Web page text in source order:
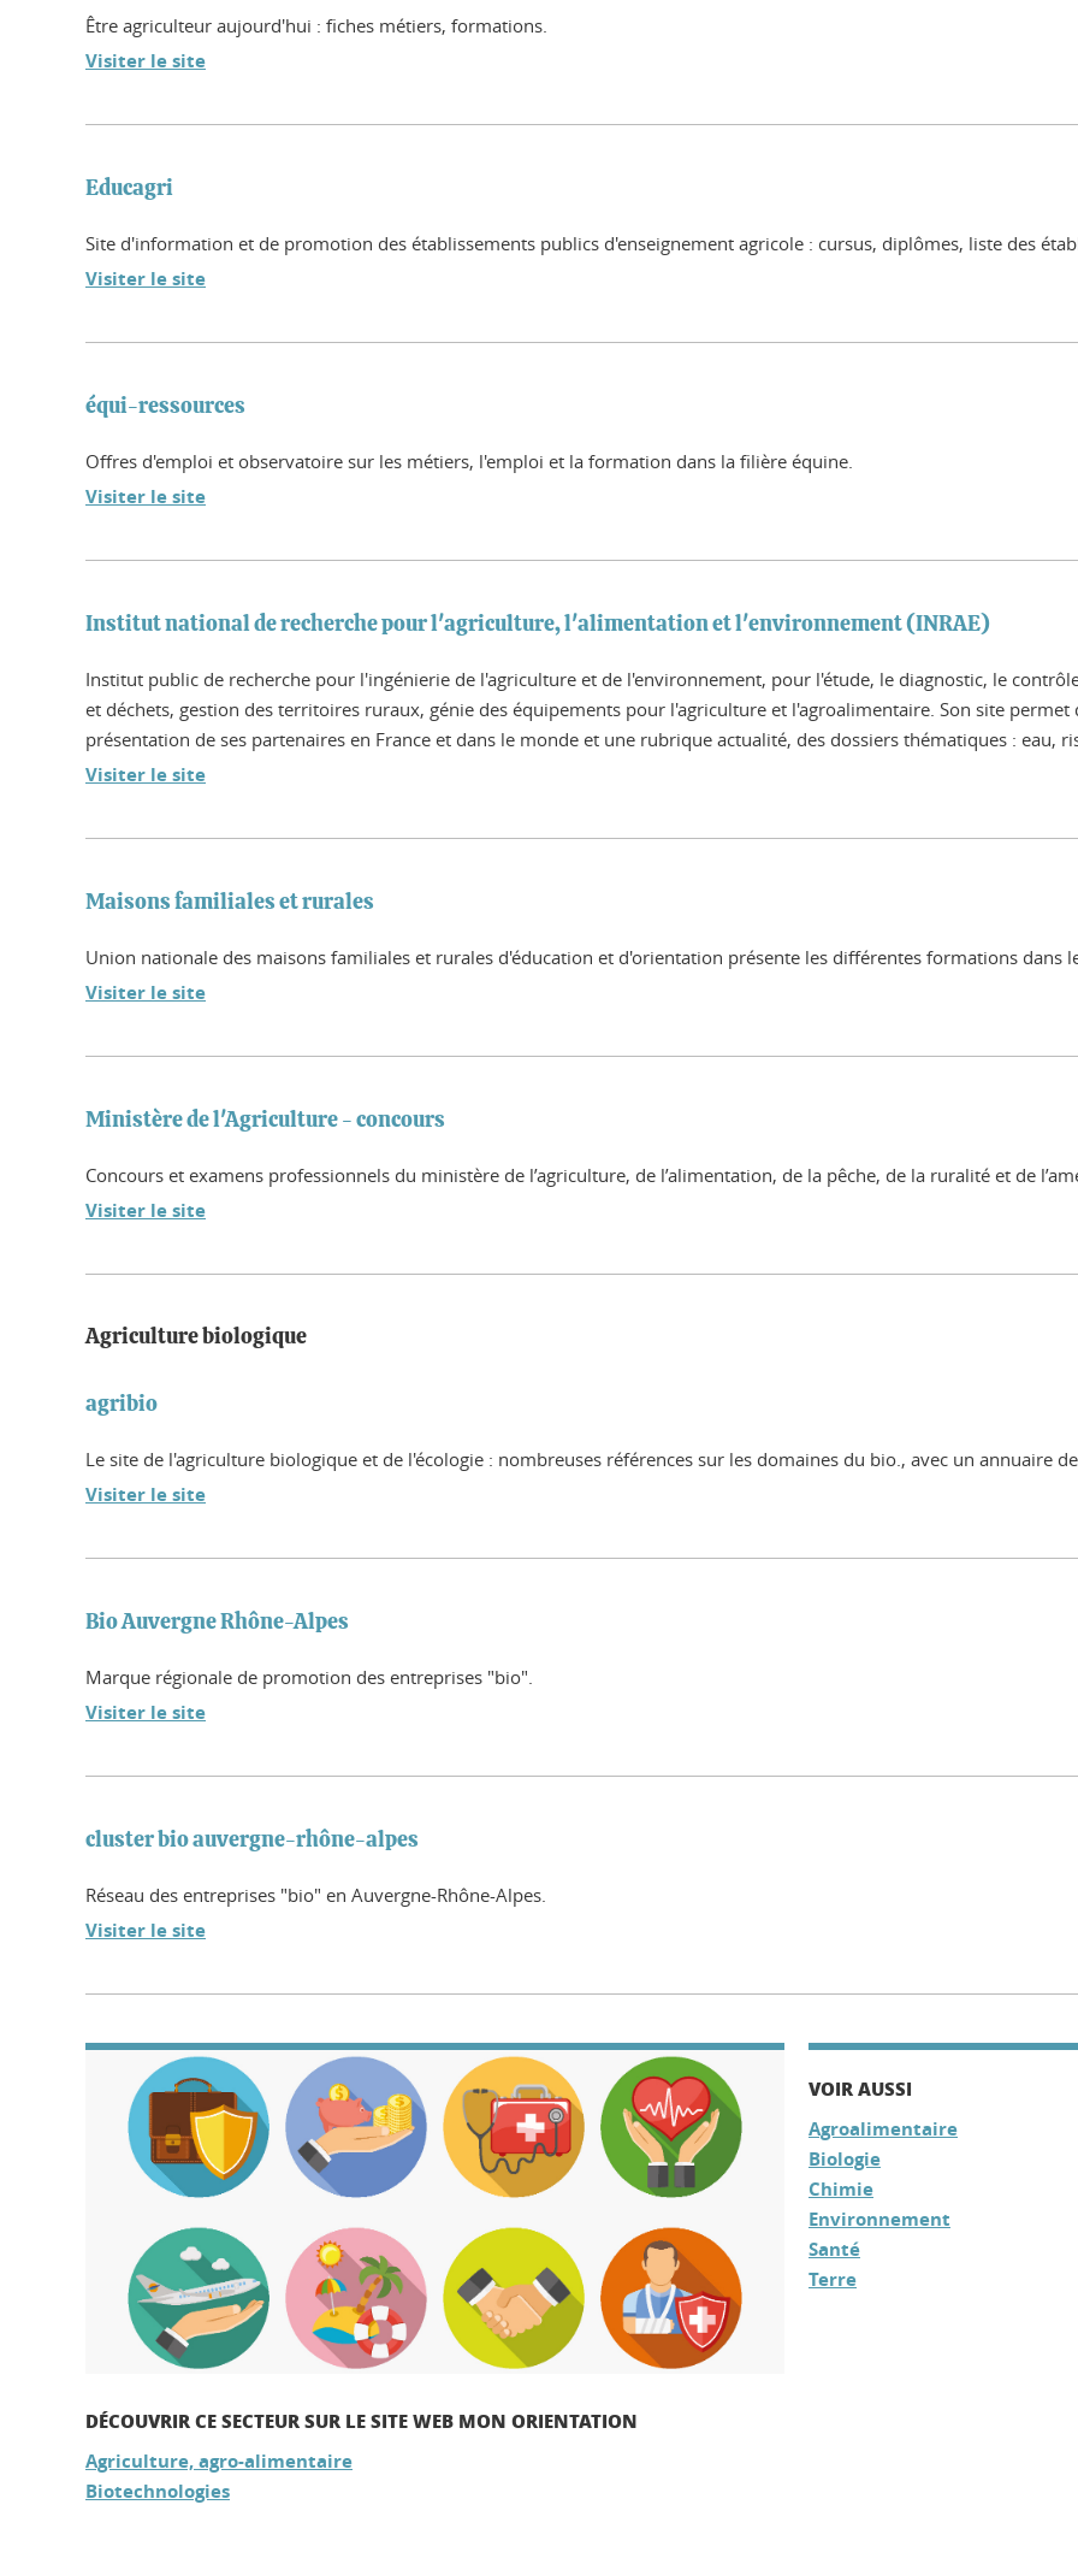
Être agriculteur aujourd'hui : fiches métiers, formations.
Visiter le site
Educagri
Site d'information et de promotion des établissements publics d'enseignement agricole : cursus, diplômes, liste des
Visiter le site
équi-ressources
Offres d'emploi et observatoire sur les métiers, l'emploi et la formation dans la filière équine.
Visiter le site
Institut national de recherche pour l'agriculture, l'alimentation et l'environnement (INRAE)
Institut public de recherche pour l'ingénierie de l'agriculture et de l'environnement, pour l'étude, le diagnostic, le
et déchets, gestion des territoires ruraux, génie des équipements pour l'agriculture et l'agroalimentaire. Son site
présentation de ses partenaires en France et dans le monde et une rubrique actualité, des dossiers thématiques : eau,
Visiter le site
Maisons familiales et rurales
Union nationale des maisons familiales et rurales d'éducation et d'orientation présente les différentes formations dans
Visiter le site
Ministère de l'Agriculture - concours
Concours et examens professionnels du ministère de l’agriculture, de l’alimentation, de la pêche, de la ruralité et de
Visiter le site
Agriculture biologique
agribio
Le site de l'agriculture biologique et de l'écologie : nombreuses références sur les domaines du bio., avec un annuaire
Visiter le site
Bio Auvergne Rhône-Alpes
Marque régionale de promotion des entreprises "bio".
Visiter le site
cluster bio auvergne-rhône-alpes
Réseau des entreprises "bio" en Auvergne-Rhône-Alpes.
Visiter le site
DÉCOUVRIR CE SECTEUR SUR LE SITE WEB MON ORIENTATION
Agriculture, agro-alimentaire
Biotechnologies
VOIR AUSSI
Agroalimentaire
Biologie
Chimie
Environnement
Santé
Terre